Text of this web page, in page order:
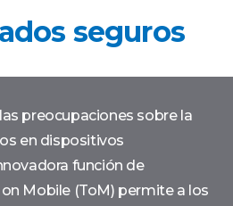
seguros​
preocupaciones sobre la
en dispositivos
función de
Mobile (ToM) permite a los